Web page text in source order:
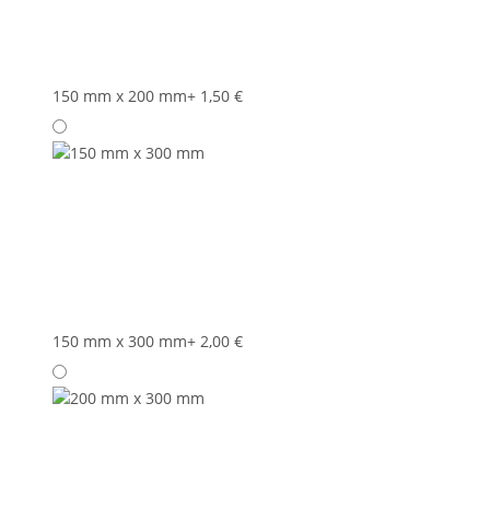
150 mm x 200 mm+ 1,50 €
150 mm x 300 mm+ 2,00 €